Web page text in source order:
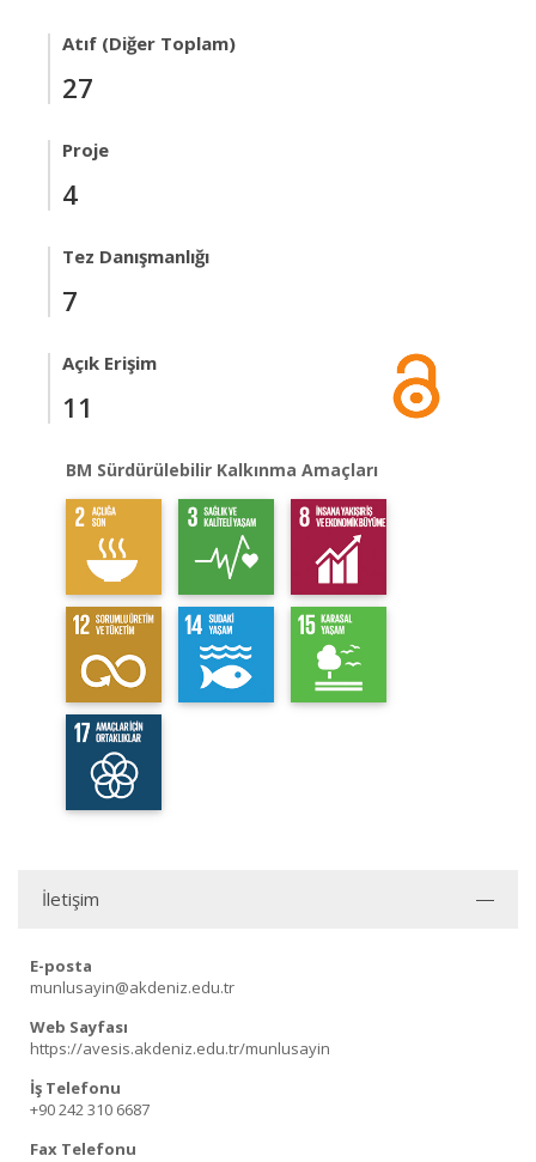
Atıf (Diğer Toplam)
27
Proje
4
Tez Danışmanlığı
7
Açık Erişim
11
BM Sürdürülebilir Kalkınma Amaçları
İletişim
E-posta
munlusayin@akdeniz.edu.tr
Web Sayfası
https://avesis.akdeniz.edu.tr/munlusayin
İş Telefonu
+90 242 310 6687
Fax Telefonu